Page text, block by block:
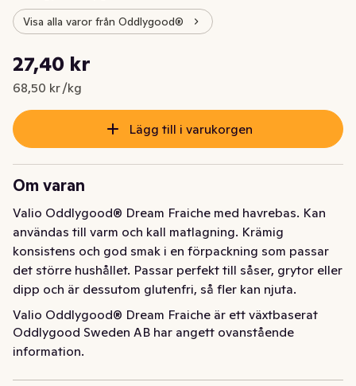
Visa alla varor från Oddlygood®
Nuvarande pris är: 27,40 kr
27,40 kr
68,50 kr /kg
Styckpris: 68,50 kr /kg
Lägg till i varukorgen
Om varan
Valio Oddlygood® Dream Fraiche med havrebas. Kan
användas till varm och kall matlagning. Krämig
konsistens och god smak i en förpackning som passar
det större hushållet. Passar perfekt till såser, grytor eller
dipp och är dessutom glutenfri, så fler kan njuta.
Valio Oddlygood® Dream Fraiche är ett växtbaserat
alternativ till creme fraiche. Fri från mjölk, gluten, soja
och palmolja. Kokbar.
Oddlygood Sweden AB har angett ovanstående
information.